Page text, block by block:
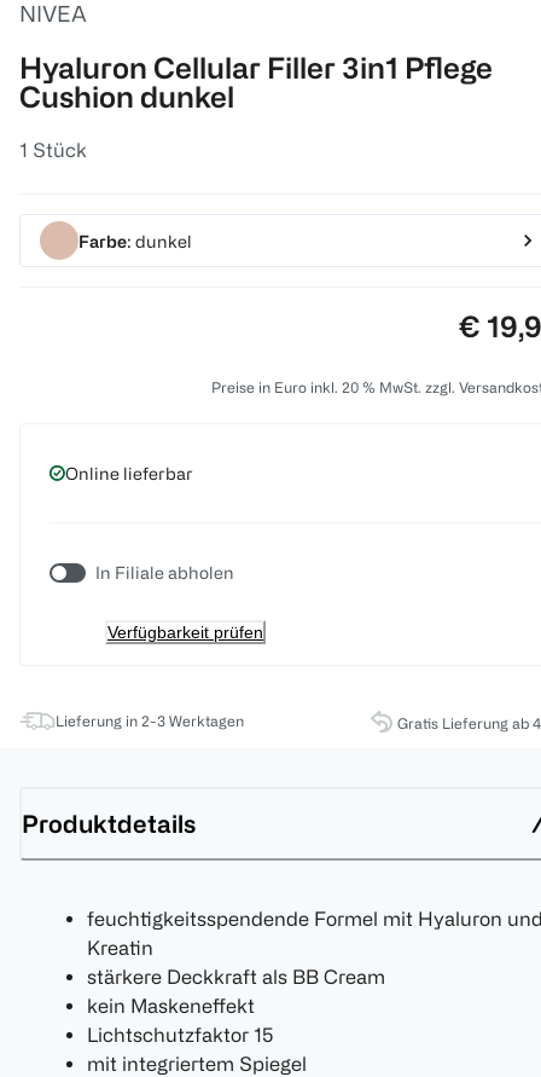
NIVEA
Hyaluron Cellular Filler 3in1 Pflege
Cushion dunkel
1 Stück
Farbe: dunkel
Preis:
€
Preise in Euro inkl. 20 % MwSt. zzgl.
Online lieferbar
In Filiale abholen
Verfügbarkeit prüfen
Lieferung in 2-3 Werktagen Gratis Lieferung ab
Produktdetails
feuchtigkeitsspendende Formel mit Hyaluron
Kreatin
stärkere Deckkraft als BB Cream
kein Maskeneffekt
Lichtschutzfaktor 15
mit integriertem Spiegel